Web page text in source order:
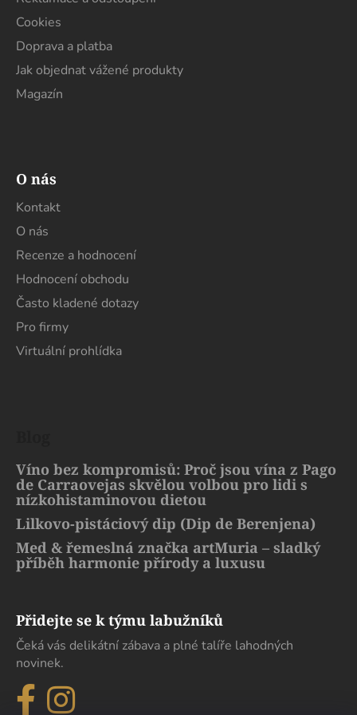
Cookies
Doprava a platba
Jak objednat vážené produkty
Magazín
O nás
Kontakt
O nás
Recenze a hodnocení
Hodnocení obchodu
Často kladené dotazy
Pro firmy
Virtuální prohlídka
Víno bez kompromisů: Proč jsou vína z Pago
de Carraovejas skvělou volbou pro lidi s
nízkohistaminovou dietou
Lilkovo-pistáciový dip (Dip de Berenjena)
Med & řemeslná značka artMuria – sladký
příběh harmonie přírody a luxusu
Přidejte se k týmu labužníků
Čeká vás delikátní zábava a plné talíře lahodných
novinek.